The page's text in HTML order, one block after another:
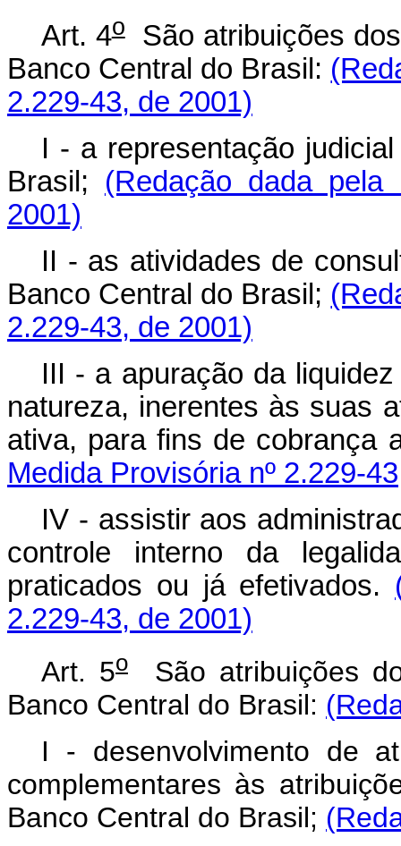
Art. 4oSão atribuições
Banco Central do Brasil:
2.229-43, de 2001)
I - a representação
Brasil; (Redação dada pela
2001)
II - as atividades de
Banco Central do Brasil;
2.229-43, de 2001)
III - a apuração da
natureza, inerentes às suas
ativa, para fins de cobrança
Medida Provisória nº 2.229-
IV - assistir aos
controle interno da
praticados ou já efetivados.
2.229-43, de 2001)
Art. 5o São atribuições
Banco Central do Brasil:
I - desenvolvimento de
complementares às
Banco Central do Brasil;